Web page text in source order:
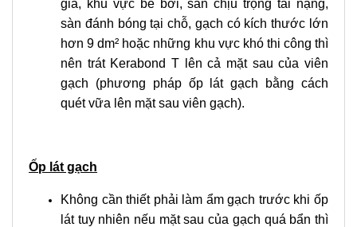
giá, khu vực bể bơi, sàn chịu trọng tải nặng,
sàn đánh bóng tại chỗ, gạch có kích thước lớn
hơn 9 dm² hoặc những khu vực khó thi công thì
nên trát Kerabond T lên cả mặt sau của viên
gạch (phương pháp ốp lát gạch bằng cách
quét vữa lên mặt sau viên gạch).
Ốp lát gạch
Không cần thiết phải làm ẩm gạch trước khi ốp
lát tuy nhiên nếu mặt sau của gạch quá bẩn thì